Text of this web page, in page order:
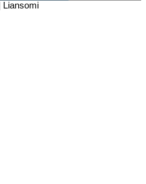
| Liansomi